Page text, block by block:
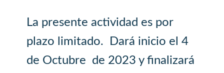
La presente actividad es por
plazo limitado. Dará inicio el 4
de Octubre de 2023 y finalizará